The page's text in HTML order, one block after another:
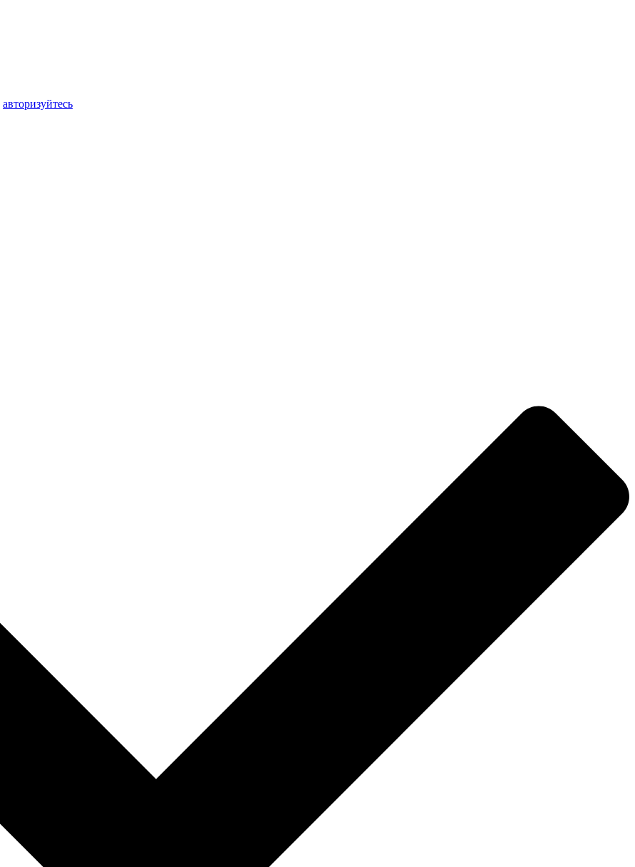
авторизуйтесь